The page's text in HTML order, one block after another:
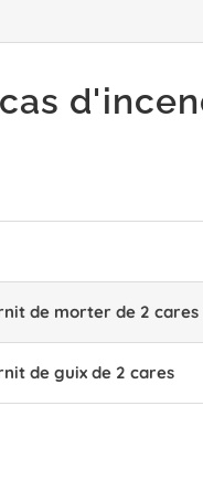
de morter de 2 cares
de guix de 2 cares